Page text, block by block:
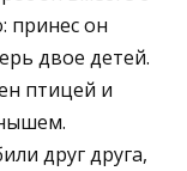
принес он
двое детей.
птицей и
друг друга,